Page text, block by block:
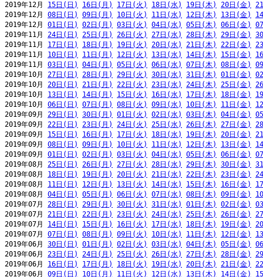
2019年12月 15日(日) 16日(月) 17日(火) 18日(水) 19日(木) 20日(金)
2019年12月 08日(日) 09日(月) 10日(火) 11日(水) 12日(木) 13日(金)
2019年12月 01日(日) 02日(月) 03日(火) 04日(水) 05日(木) 06日(金)
2019年11月 24日(日) 25日(月) 26日(火) 27日(水) 28日(木) 29日(金)
2019年11月 17日(日) 18日(月) 19日(火) 20日(水) 21日(木) 22日(金)
2019年11月 10日(日) 11日(月) 12日(火) 13日(水) 14日(木) 15日(金)
2019年11月 03日(日) 04日(月) 05日(火) 06日(水) 07日(木) 08日(金)
2019年10月 27日(日) 28日(月) 29日(火) 30日(水) 31日(木) 01日(金)
2019年10月 20日(日) 21日(月) 22日(火) 23日(水) 24日(木) 25日(金)
2019年10月 13日(日) 14日(月) 15日(火) 16日(水) 17日(木) 18日(金)
2019年10月 06日(日) 07日(月) 08日(火) 09日(水) 10日(木) 11日(金)
2019年09月 29日(日) 30日(月) 01日(火) 02日(水) 03日(木) 04日(金)
2019年09月 22日(日) 23日(月) 24日(火) 25日(水) 26日(木) 27日(金)
2019年09月 15日(日) 16日(月) 17日(火) 18日(水) 19日(木) 20日(金)
2019年09月 08日(日) 09日(月) 10日(火) 11日(水) 12日(木) 13日(金)
2019年09月 01日(日) 02日(月) 03日(火) 04日(水) 05日(木) 06日(金)
2019年08月 25日(日) 26日(月) 27日(火) 28日(水) 29日(木) 30日(金)
2019年08月 18日(日) 19日(月) 20日(火) 21日(水) 22日(木) 23日(金)
2019年08月 11日(日) 12日(月) 13日(火) 14日(水) 15日(木) 16日(金)
2019年08月 04日(日) 05日(月) 06日(火) 07日(水) 08日(木) 09日(金)
2019年07月 28日(日) 29日(月) 30日(火) 31日(水) 01日(木) 02日(金)
2019年07月 21日(日) 22日(月) 23日(火) 24日(水) 25日(木) 26日(金)
2019年07月 14日(日) 15日(月) 16日(火) 17日(水) 18日(木) 19日(金)
2019年07月 07日(日) 08日(月) 09日(火) 10日(水) 11日(木) 12日(金)
2019年06月 30日(日) 01日(月) 02日(火) 03日(水) 04日(木) 05日(金)
2019年06月 23日(日) 24日(月) 25日(火) 26日(水) 27日(木) 28日(金)
2019年06月 16日(日) 17日(月) 18日(火) 19日(水) 20日(木) 21日(金)
2019年06月 09日(日) 10日(月) 11日(火) 12日(水) 13日(木) 14日(金)